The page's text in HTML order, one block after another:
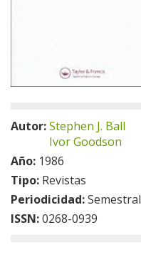
Autor:Stephen J. Ball
Ivor Goodson
Año: 1986
Tipo: Revistas
Periodicidad:Semestral
ISSN:0268-0939